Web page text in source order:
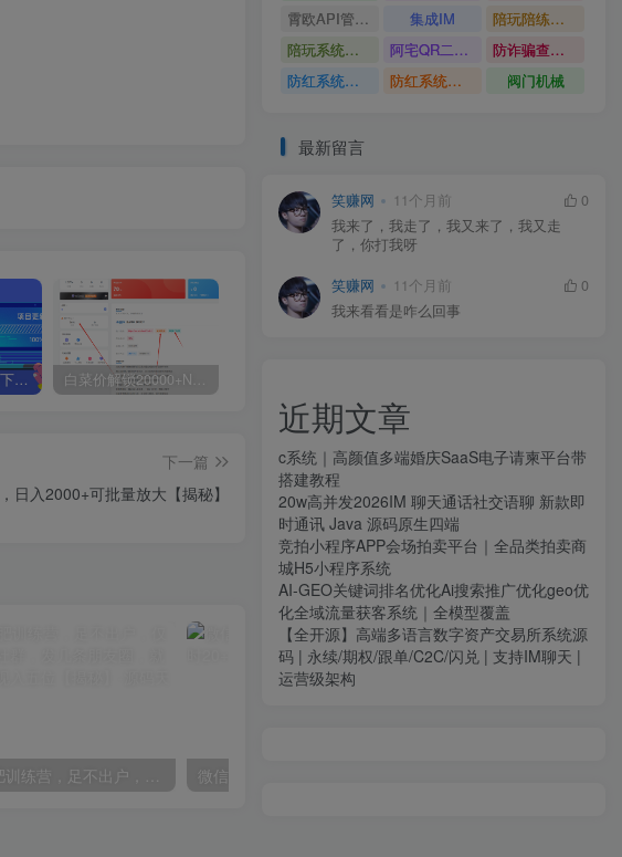
全网VIP课程 无损下载~ 白菜价解锁20000+N个赚钱机会，加入源码天堂会员，全站资源免费学习。
下一篇
日入2000+可批量放大【揭秘】
线上减肥训练营，足不出户，仅靠拉几个社群，发几条朋友圈，就可以月实现入五位【揭秘】
霄欧API管理系统
集成IM
陪玩陪练平台
陪玩系统源码
阿宅QR二维码生成
防诈骗查询系统
防红系统源码
防红系统最新版 阀门机械
最新留言
笑赚网 11个月前
0
我来了，我走了，我又来了，我又走
了，你打我呀
笑赚网 11个月前
0
我来看看是咋么回事
近期文章
c系统｜高颜值多端婚庆SaaS电子请柬平台带
搭建教程
20w高并发2026IM 聊天通话社交语聊 新款即
时通讯 Java 源码原生四端
竞拍小程序APP会场拍卖平台｜全品类拍卖商
城H5小程序系统
AI-GEO关键词排名优化Ai搜索推广优化geo优
化全域流量获客系统｜全模型覆盖
【全开源】高端多语言数字资产交易所系统源
码 | 永续/期权/跟单/C2C/闪兑 | 支持IM聊天 |
运营级架构